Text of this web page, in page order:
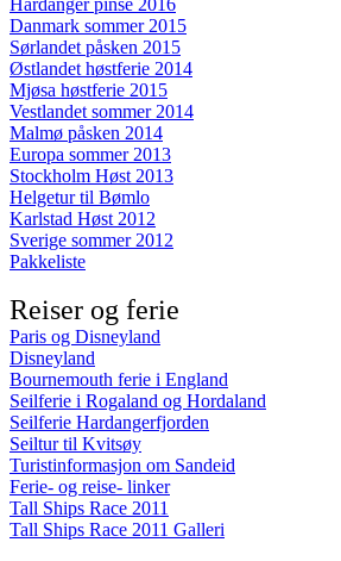
Hardanger pinse 2016
Danmark sommer 2015
Sørlandet påsken 2015
Østlandet høstferie 2014
Mjøsa høstferie 2015
Vestlandet sommer 2014
Malmø påsken 2014
Europa sommer 2013
Stockholm Høst 2013
Helgetur til Bømlo
Karlstad Høst 2012
Sverige sommer 2012
Pakkeliste
Reiser og ferie
Paris og Disneyland
Disneyland
Bournemouth ferie i England
Seilferie i Rogaland og Hordaland
Seilferie Hardangerfjorden
Seiltur til Kvitsøy
Turistinformasjon om Sandeid
Ferie- og reise- linker
Tall Ships Race 2011
Tall Ships Race 2011 Galleri